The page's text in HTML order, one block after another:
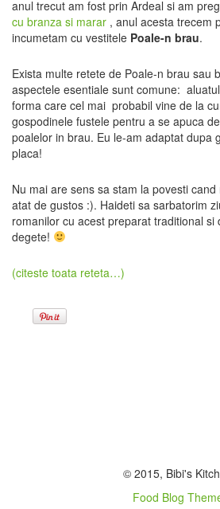
anul trecut am fost prin Ardeal si am
cu branza si marar , anul acesta trecem
incumetam cu vestitele Poale-n brau.
Exista multe retete de Poale-n brau sau
aspectele esentiale sunt comune:
forma care cel mai probabil vine de la
gospodinele fustele pentru a se apuca
poalelor in brau. Eu le-am adaptat dupa
placa!
Nu mai are sens sa stam la povesti
atat de gustos :). Haideti sa sarbatorim
romanilor cu acest preparat traditional si
degete!
(citeste toata reteta…)
© 2015, Bibi's
Food Blog